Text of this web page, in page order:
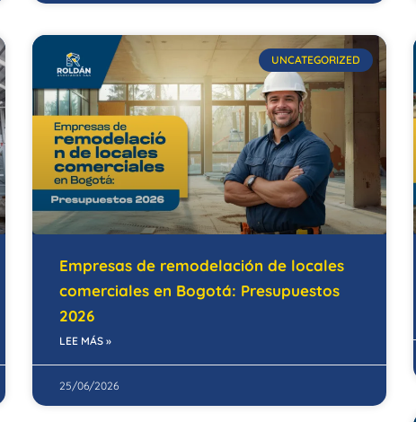
UNCATEGORIZED
Empresas de remodelación de locales
comerciales en Bogotá: Presupuestos
2026
LEE MÁS »
25/06/2026